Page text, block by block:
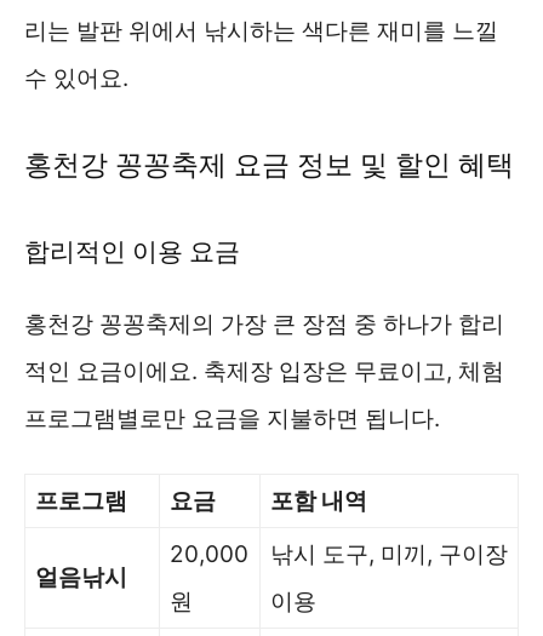
리는 발판 위에서 낚시하는 색다른 재미를 느낄
수 있어요.
홍천강 꽁꽁축제 요금 정보 및 할인 혜택
합리적인 이용 요금
홍천강 꽁꽁축제의 가장 큰 장점 중 하나가 합리
적인 요금이에요. 축제장 입장은 무료이고, 체험
프로그램별로만 요금을 지불하면 됩니다.
프로그램 요금 포함 내역
얼음낚시
20,000
원
낚시 도구, 미끼, 구이장
이용